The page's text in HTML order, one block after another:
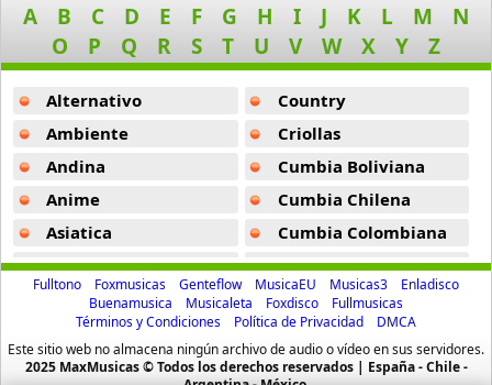
Major Lazer
15 músicas online
Marshmello
Martin Garrix
71 músicas online
Metronomy
11 músicas online
Mike Posner
20 músicas online
Im Not Alone -
Calvin Harris
Miracle -Calvin Harris
Cash Out (Ft Schoolboy) -
Calvin Harris
Summer (R3hab Y Ummet Ozcan Remix) -
Pray To God -
Dollar Signs -Calvin Harris
Potion -Calvin Harris
Prayers Up (Ft Travis Scott) -Calvin Harris
A
B C D E F G H I J K L M
N
O
P Q R S T U V W X Y Z
Alternativo
Ambiente
Andina
Anime
Asiatica
Atevip
Bachatas
Baladas
Baladas De Oro
Country
Criollas
Cumbia Boliviana
Cumbia Chilena
Cumbia Colombiana
Cumbia Ecuatoriana
Cumbia Mexicana
Cumbia Pop
Cumbia Surena
Fulltono Foxmusicas Genteflow MusicaEU Musicas3
Enladisco
Buenamusica
Musicaleta Foxdisco
Fullmusicas
Términos y Condiciones
Política de Privacidad
DMCA
Este sitio web no almacena ningún archivo de audio o vídeo en sus servidores.
2025 MaxMusicas © Todos los derechos reservados | España - Chile -